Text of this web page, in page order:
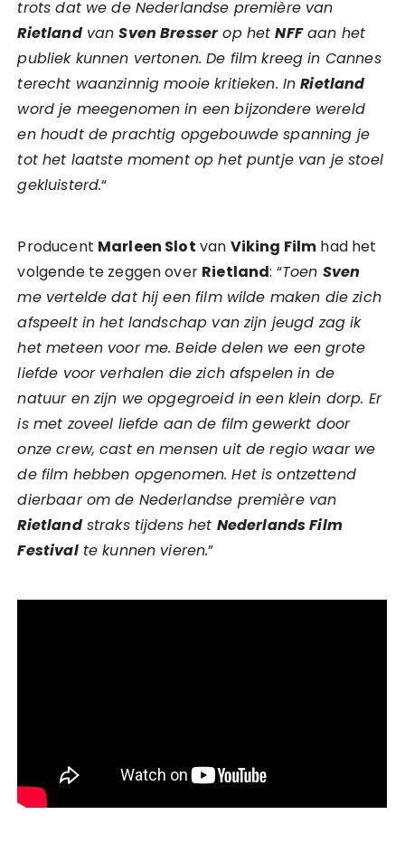
trots dat we de Nederlandse première van
RietlandvanSven Bresserop hetNFFaan het
publiek kunnen vertonen. De film kreeg in Cannes
terecht waanzinnig mooie kritieken. InRietland
word je meegenomen in een bijzondere wereld
en houdt de prachtig opgebouwde spanning je
tot het laatste moment op het puntje van je stoel
gekluisterd.“
Producent Marleen Slot van Viking Film had het
volgende te zeggen over Rietland: “Toen Sven
me vertelde dat hij een film wilde maken die zich
afspeelt in het landschap van zijn jeugd zag ik
het meteen voor me. Beide delen we een grote
liefde voor verhalen die zich afspelen in de
natuur en zijn we opgegroeid in een klein dorp. Er
is met zoveel liefde aan de film gewerkt door
onze crew, cast en mensen uit de regio waar we
de film hebben opgenomen. Het is ontzettend
dierbaar om de Nederlandse première van
Rietlandstraks tijdens het Nederlands Film
Festivalte kunnen vieren.”